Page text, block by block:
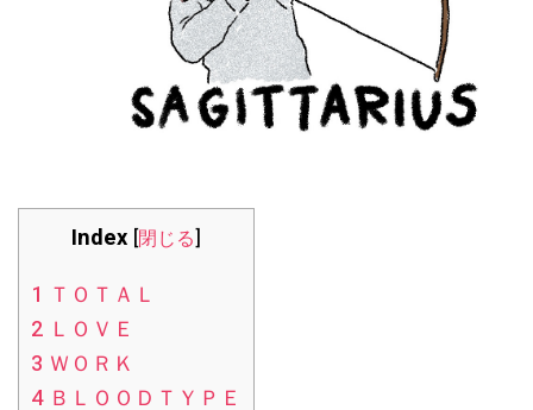
Index [閉じる]
1 ＴＯＴＡＬ
2ＬＯＶＥ
3 ＷＯＲＫ
4ＢＬＯＯＤＴＹＰＥ